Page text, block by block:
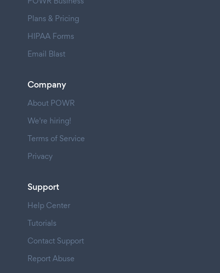
Plans & Pricing
HIPAA Forms
Email Blast
Company
About POWR
We're hiring!
Terms of Service
Privacy
Support
Help Center
Tutorials
Contact Support
Report Abuse